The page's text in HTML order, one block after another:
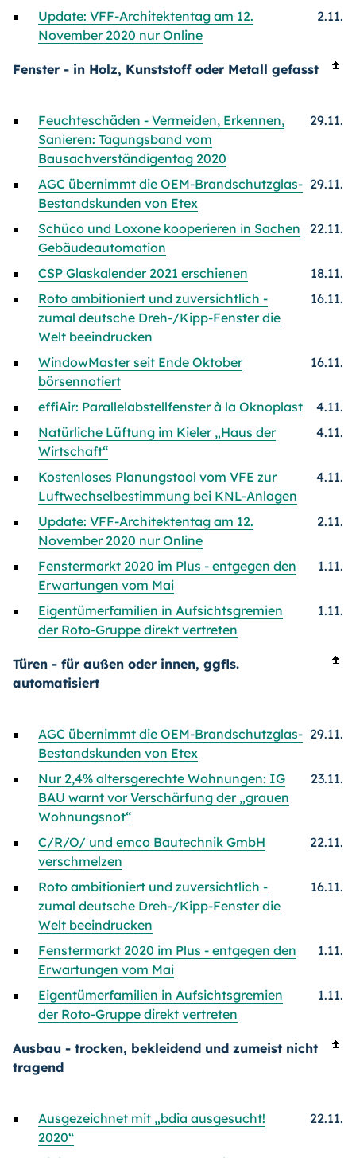
Update: VFF-Architektentag am 12.
November 2020 nur Online
2.11.
Fenster - in Holz, Kunststoff oder Metall gefasst
Feuchteschäden - Vermeiden, Erkennen,
Sanieren: Tagungsband vom
Bausachverständigentag 2020
29.11.
AGC übernimmt die OEM-Brandschutzglas-
Bestandskunden von Etex
29.11.
Schüco und Loxone kooperieren in Sachen
Gebäudeautomation
22.11.
CSP Glaskalender 2021 erschienen
18.11.
Roto ambitioniert und zuversichtlich -
zumal deutsche Dreh-/Kipp-Fenster die
Welt beeindrucken
16.11.
WindowMaster seit Ende Oktober
börsennotiert
16.11.
effiAir: Parallelabstellfenster à la Oknoplast
4.11.
Natürliche Lüftung im Kieler „Haus der
Wirtschaft“
4.11.
Kostenloses Planungstool vom VFE zur
Luftwechselbestimmung bei KNL-Anlagen
4.11.
Update: VFF-Architektentag am 12.
November 2020 nur Online
2.11.
Fenstermarkt 2020 im Plus - entgegen den
Erwartungen vom Mai
1.11.
Eigentümerfamilien in Aufsichtsgremien
der Roto-Gruppe direkt vertreten
1.11.
Türen - für außen oder innen, ggfls.
automatisiert
AGC übernimmt die OEM-Brandschutzglas-
Bestandskunden von Etex
29.11.
Nur 2,4% altersgerechte Wohnungen: IG
BAU warnt vor Verschärfung der „grauen
Wohnungsnot“
23.11.
C/R/O/ und emco Bautechnik GmbH
verschmelzen
22.11.
Roto ambitioniert und zuversichtlich -
zumal deutsche Dreh-/Kipp-Fenster die
Welt beeindrucken
16.11.
Fenstermarkt 2020 im Plus - entgegen den
Erwartungen vom Mai
1.11.
Eigentümerfamilien in Aufsichtsgremien
der Roto-Gruppe direkt vertreten
1.11.
Ausbau - trocken, bekleidend und zumeist nicht
tragend
Ausgezeichnet mit „bdia ausgesucht!
2020“
22.11.